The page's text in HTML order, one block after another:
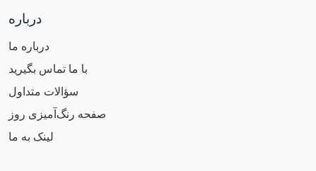
درباره
درباره ما
با ما تماس بگیرید
سؤالات متداول
صفحه رنگ‌آمیزی روز
لینک به ما